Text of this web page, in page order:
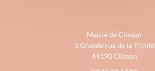
Mairie de Clisson
3 Grande rue de la Trinité
44190 Clisson